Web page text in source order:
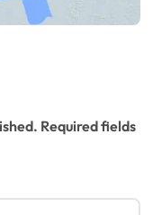
Required fields